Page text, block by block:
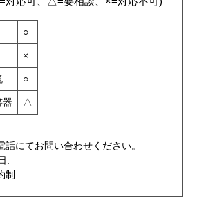
○
×
○
器 △
話にてお問い合わせください。
:
制